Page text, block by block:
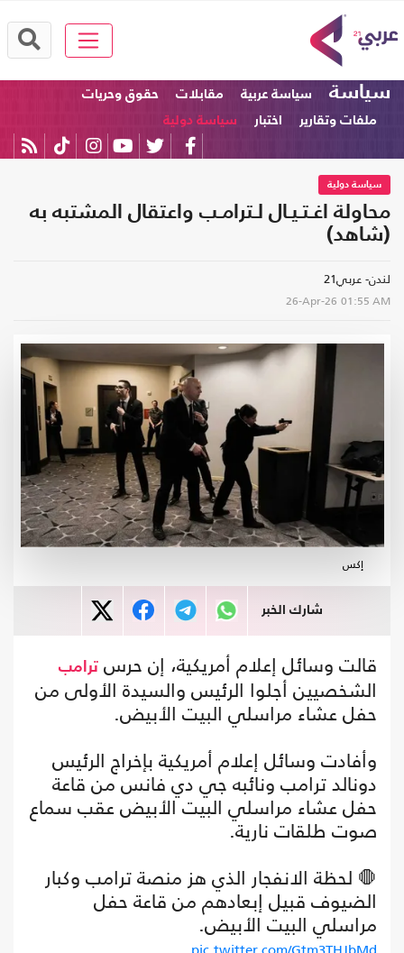
سياسة سياسة عربية مقابلات
حقوق وحريات
ملفات وتقارير
اختبار سياسة دولية
سياسة دولية
محاولة اغـتـيـال لـترامـب واعتقال المشتبه به
(شاهد)
لندن- عربي21
26-Apr-26 01:55 AM
إكس
شارك الخبر
قالت وسائل إعلام أمريكية، إن حرس ترامب
الشخصيين أجلوا الرئيس والسيدة الأولى من
حفل عشاء مراسلي البيت الأبيض.
وأفادت وسائل إعلام أمريكية بإخراج الرئيس
دونالد ترامب ونائبه جي دي فانس من قاعة
حفل عشاء مراسلي البيت الأبيض عقب سماع
صوت طلقات نارية.
🛑 لحظة الانفجار الذي هز منصة ترامب وكبار
الضيوف قبيل إبعادهم من قاعة حفل
مراسلي البيت الأبيض.